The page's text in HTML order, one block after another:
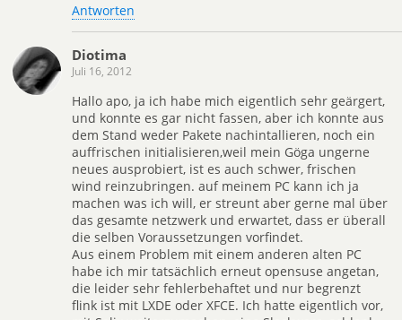
Antworten
Diotima
Juli 16, 2012
Hallo apo, ja ich habe mich eigentlich sehr geärgert,
und konnte es gar nicht fassen, aber ich konnte aus
dem Stand weder Pakete nachintallieren, noch ein
auffrischen initialisieren,weil mein Göga ungerne
neues ausprobiert, ist es auch schwer, frischen
wind reinzubringen. auf meinem PC kann ich ja
machen was ich will, er streunt aber gerne mal über
das gesamte netzwerk und erwartet, dass er überall
die selben Voraussetzungen vorfindet.
Aus einem Problem mit einem anderen alten PC
habe ich mir tatsächlich erneut opensuse angetan,
die leider sehr fehlerbehaftet und nur begrenzt
flink ist mit LXDE oder XFCE. Ich hatte eigentlich vor,